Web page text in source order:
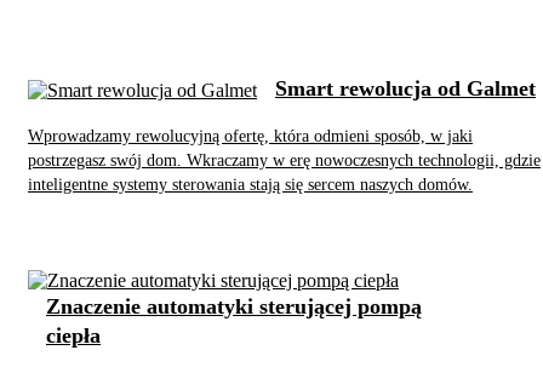
sprzedaży budynku?
Wprowadzamy rewolucyjną ofertę, która odmieni sposób, w jaki
postrzegasz swój dom. Wkraczamy w erę nowoczesnych technologii, gdzie
inteligentne systemy sterowania stają się sercem naszych domów.
Smart rewolucja od Galmet
Znaczenie automatyki sterującej pompą
ciepła